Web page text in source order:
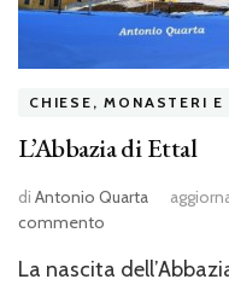
CHIESE, MONASTERI
L’Abbazia di Ettal
di Antonio Quarta
commento
di
La nascita